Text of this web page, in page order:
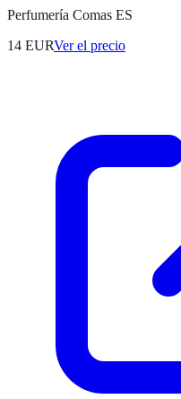
Perfumería Comas ES
14 EURVer el precio